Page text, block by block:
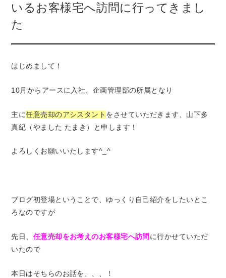
いるお客様宅へ訪問に行ってきまし
た
はじめまして！
10月からアースに入社、企画管理部の所属となり
主に任意売却のアシスタント をさせていただきます、山下多
真紀（やました たまき）と申します！
よろしくお願いいたします^_^
ブログ初登場ということで、ゆっくり自己紹介をしたいとこ
ろなのですが
先日、 任意売却をお考えのお客様宅へ訪問 に行かせていただ
いたので
本日はそちらのお話を、、、！